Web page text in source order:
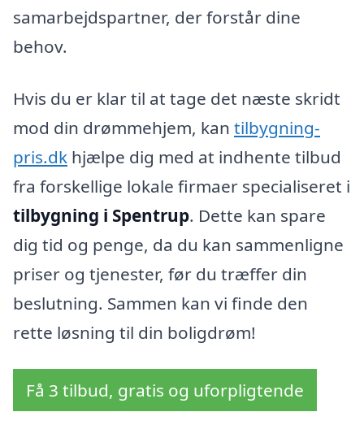
samarbejdspartner, der forstår dine
behov.
Hvis du er klar til at tage det næste skridt
mod din drømmehjem, kan tilbygning-
pris.dk hjælpe dig med at indhente tilbud
fra forskellige lokale firmaer specialiseret i
tilbygning i Spentrup. Dette kan spare
dig tid og penge, da du kan sammenligne
priser og tjenester, før du træffer din
beslutning. Sammen kan vi finde den
rette løsning til din boligdrøm!
Få 3 tilbud, gratis og uforpligtende